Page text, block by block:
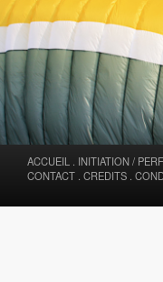
ACCUEIL INITIATION /
CONTACT CREDITS